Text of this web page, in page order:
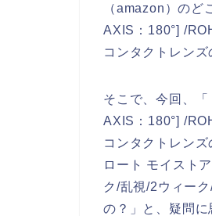
（amazon）の
AXIS：180°] /
コンタクトレン
そこで、今回、
AXIS：180°] /
コンタクトレン
ロート モイスト
ク/乱視/2ウィー
の？」と、疑問に